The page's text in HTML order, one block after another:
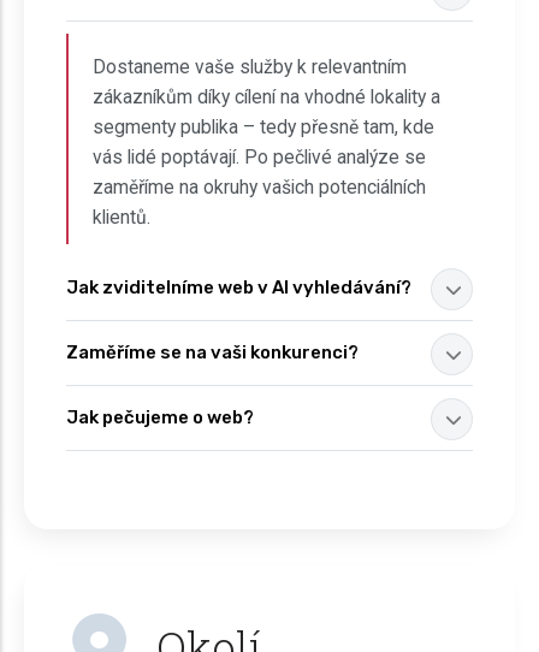
Dostaneme vaše služby k relevantním
zákazníkům díky cílení na vhodné lokality a
segmenty publika – tedy přesně tam, kde
vás lidé poptávají. Po pečlivé analýze se
zaměříme na okruhy vašich potenciálních
klientů.
Jak zviditelníme web v AI vyhledávání?
Zaměříme se na vaši konkurenci?
Jak pečujeme o web?